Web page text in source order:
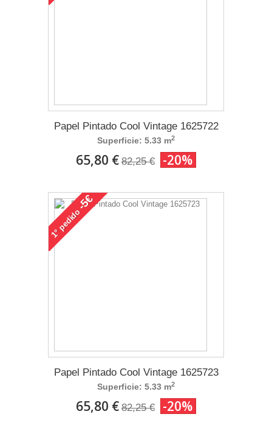
Papel Pintado Cool Vintage 1625722
Superficie: 5.33 m2
65,80 € 82,25 € -20%
1°
pedido
-5€
Papel Pintado Cool Vintage 1625723
Superficie: 5.33 m2
65,80 € 82,25 € -20%